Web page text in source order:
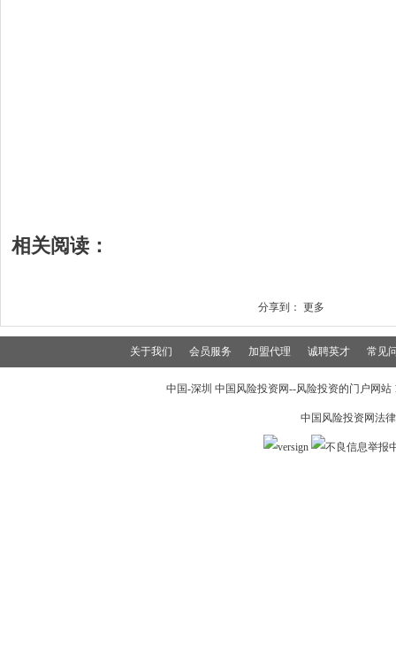
相关阅读：
分享到： 更多
关于我们 会员服务 加盟代理 诚聘英才 常见
中国-深圳 中国风险投资网--风险投资的门户网
中国风险投资网法